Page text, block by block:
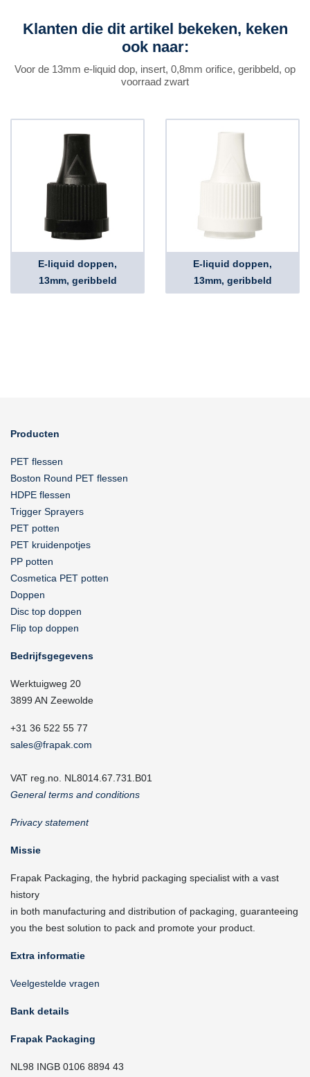
Klanten die dit artikel bekeken, keken
ook naar:
Voor de 13mm e-liquid dop, insert, 0,8mm orifice, geribbeld, op
voorraad zwart
E-liquid doppen,
13mm, geribbeld
E-liquid doppen,
13mm, geribbeld
Producten
PET flessen
Boston Round PET flessen
HDPE flessen
Trigger Sprayers
PET potten
PET kruidenpotjes
PP potten
Cosmetica PET potten
Doppen
Disc top doppen
Flip top doppen
Bedrijfsgegevens
Werktuigweg 20
3899 AN Zeewolde
+31 36 522 55 77
sales@frapak.com
VAT reg.no. NL8014.67.731.B01
General terms and conditions
Privacy statement
Missie
Frapak Packaging, the hybrid packaging specialist with a vast
history
in both manufacturing and distribution of packaging, guaranteeing
you the best solution to pack and promote your product.
Extra informatie
Veelgestelde vragen
Bank details
Frapak Packaging
NL98 INGB 0106 8894 43